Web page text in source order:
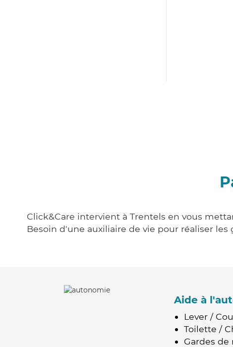
Click&Care intervient à Trentels en vous
Besoin d'une auxiliaire de vie pour réaliser
Aide à
Lever /
Toilette /
Gardes de